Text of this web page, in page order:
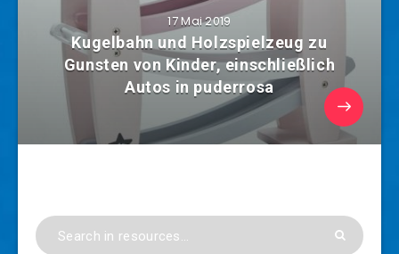
17 Mai 2019
Kugelbahn und Holzspielzeug zu
Gunsten von Kinder, einschließlich
Autos in puderrosa